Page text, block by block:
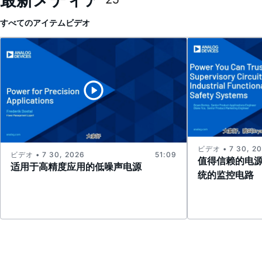
すべてのアイテムビデオ
适用于高精度应用的低噪声电源
ビデオ • 7 30, 2026 51:09
值得信赖的电
统的监控电路
ビデオ • 7 30,